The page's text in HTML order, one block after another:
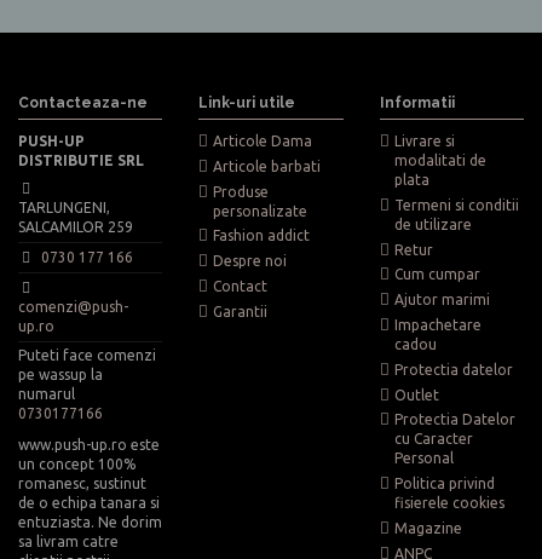
Contacteaza-ne
PUSH-UP
DISTRIBUTIE SRL
TARLUNGENI,
SALCAMILOR 259
0730 177 166
comenzi@push-
up.ro
Puteti face comenzi
pe wassup la
numarul
0730177166
www.push-up.ro este
un concept 100%
romanesc, sustinut
de o echipa tanara si
entuziasta. Ne dorim
sa livram catre
Link-uri utile
Articole Dama
Articole barbati
Produse
personalizate
Fashion addict
Despre noi
Contact
Garantii
Informatii
Livrare si
modalitati de
plata
Termeni si conditii
de utilizare
Retur
Cum cumpar
Ajutor marimi
Impachetare
cadou
Protectia datelor
Outlet
Protectia Datelor
cu Caracter
Personal
Politica privind
fisierele cookies
Magazine
ANPC